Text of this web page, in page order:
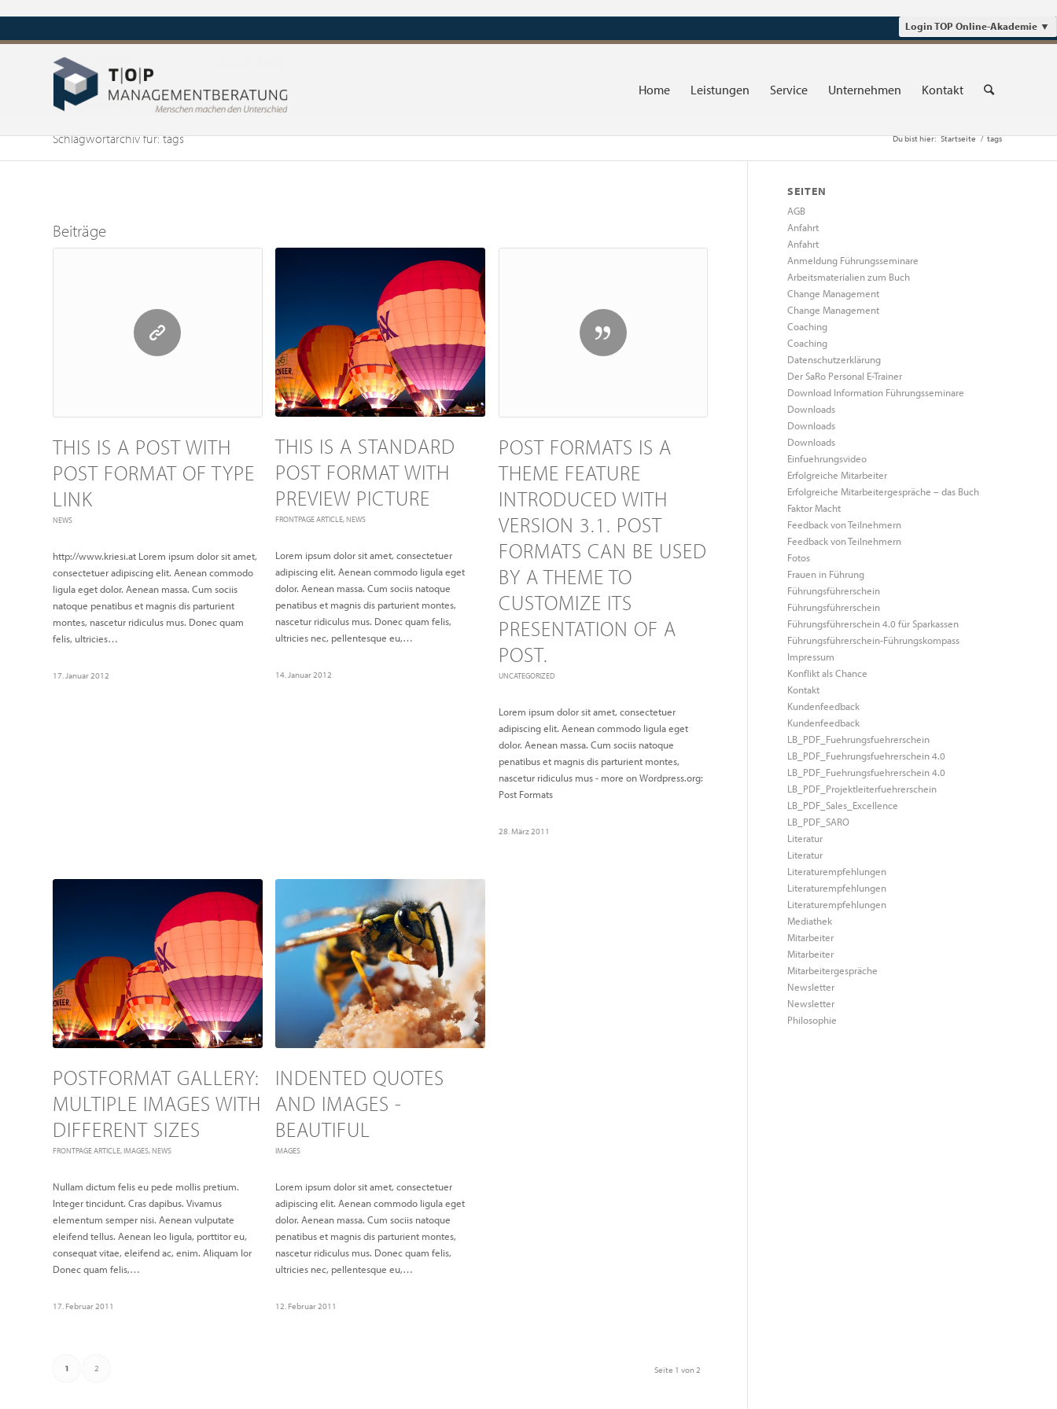
Login TOP Online-Akademie ▼
Home Leistungen Service Unternehmen Kontakt
Schlagwortarchiv für: tags Du bist hier: Startseite / tags
Beiträge
THIS IS A POST WITH
POST FORMAT OF TYPE
LINK
NEWS
http://www.kriesi.at Lorem ipsum dolor sit amet,
consectetuer adipiscing elit. Aenean commodo
ligula eget dolor. Aenean massa. Cum sociis
natoque penatibus et magnis dis parturient
montes, nascetur ridiculus mus. Donec quam
felis, ultricies…
17. Januar 2012
THIS IS A STANDARD
POST FORMAT WITH
PREVIEW PICTURE
FRONTPAGE ARTICLE,NEWS
Lorem ipsum dolor sit amet, consectetuer
adipiscing elit. Aenean commodo ligula eget
dolor. Aenean massa. Cum sociis natoque
penatibus et magnis dis parturient montes,
nascetur ridiculus mus. Donec quam felis,
ultricies nec, pellentesque eu,…
14. Januar 2012
POST FORMATS IS A
THEME FEATURE
INTRODUCED WITH
VERSION 3.1. POST
FORMATS CAN BE USED
BY A THEME TO
CUSTOMIZE ITS
PRESENTATION OF A
POST.
UNCATEGORIZED
Lorem ipsum dolor sit amet, consectetuer
adipiscing elit. Aenean commodo ligula eget
dolor. Aenean massa. Cum sociis natoque
penatibus et magnis dis parturient montes,
nascetur ridiculus mus - more on Wordpress.org:
Post Formats
28. März 2011
POSTFORMAT GALLERY:
MULTIPLE IMAGES WITH
DIFFERENT SIZES
FRONTPAGE ARTICLE,IMAGES,NEWS
Nullam dictum felis eu pede mollis pretium.
Integer tincidunt. Cras dapibus. Vivamus
elementum semper nisi. Aenean vulputate
eleifend tellus. Aenean leo ligula, porttitor eu,
consequat vitae, eleifend ac, enim. Aliquam lor
Donec quam felis,…
17. Februar 2011
INDENTED QUOTES
AND IMAGES -
BEAUTIFUL
IMAGES
Lorem ipsum dolor sit amet, consectetuer
adipiscing elit. Aenean commodo ligula eget
dolor. Aenean massa. Cum sociis natoque
penatibus et magnis dis parturient montes,
nascetur ridiculus mus. Donec quam felis,
ultricies nec, pellentesque eu,…
12. Februar 2011
Seite 1 von 2
1 2
SEITEN
AGB
Anfahrt
Anfahrt
Anmeldung Führungsseminare
Arbeitsmaterialien zum Buch
Change Management
Change Management
Coaching
Coaching
Datenschutzerklärung
Der SaRo Personal E-Trainer
Download Information Führungsseminare
Downloads
Downloads
Downloads
Einfuehrungsvideo
Erfolgreiche Mitarbeiter
Erfolgreiche Mitarbeitergespräche – das Buch
Faktor Macht
Feedback von Teilnehmern
Feedback von Teilnehmern
Fotos
Frauen in Führung
Führungsführerschein
Führungsführerschein
Führungsführerschein 4.0 für Sparkassen
Führungsführerschein-Führungskompass
Impressum
Konflikt als Chance
Kontakt
Kundenfeedback
Kundenfeedback
LB_PDF_Fuehrungsfuehrerschein
LB_PDF_Fuehrungsfuehrerschein 4.0
LB_PDF_Fuehrungsfuehrerschein 4.0
LB_PDF_Projektleiterfuehrerschein
LB_PDF_Sales_Excellence
LB_PDF_SARO
Literatur
Literatur
Literaturempfehlungen
Literaturempfehlungen
Literaturempfehlungen
Mediathek
Mitarbeiter
Mitarbeiter
Mitarbeitergespräche
Newsletter
Newsletter
Philosophie